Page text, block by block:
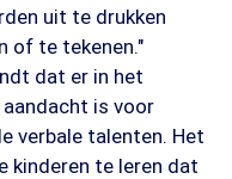
uit te drukken
of te tekenen."
dat er in het
is voor
verbale talenten. Het
kinderen te leren dat